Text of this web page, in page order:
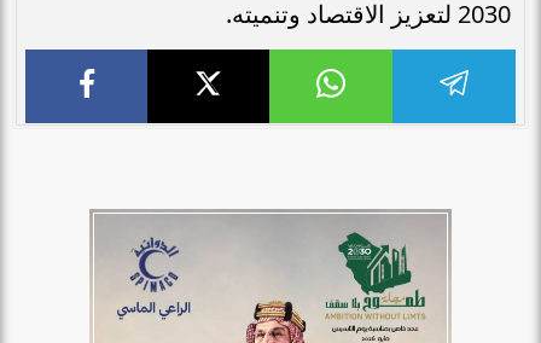
2030 لتعزيز الاقتصاد وتنميته.